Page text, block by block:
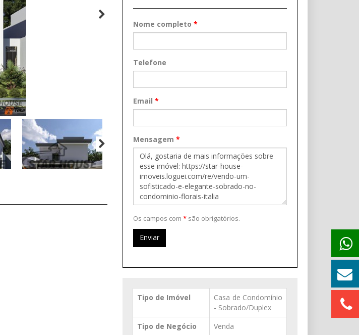
Nome completo *
Telefone
Email *
Mensagem *
Os campos com* são obrigatórios.
Enviar
Tipo de Imóvel
Casa de Condomínio
- Sobrado/Duplex
Tipo de Negócio
Venda